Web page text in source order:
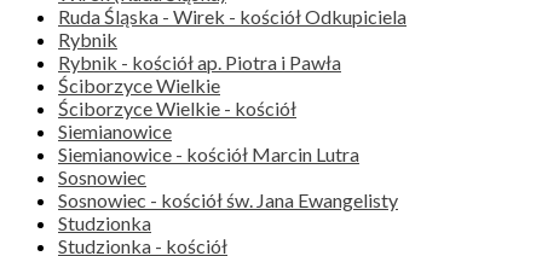
Ruda Śląska - Wirek - kościół Odkupiciela
Rybnik
Rybnik - kościół ap. Piotra i Pawła
Ściborzyce Wielkie
Ściborzyce Wielkie - kościół
Siemianowice
Siemianowice - kościół Marcin Lutra
Sosnowiec
Sosnowiec - kościół św. Jana Ewangelisty
Studzionka
Studzionka - kościół